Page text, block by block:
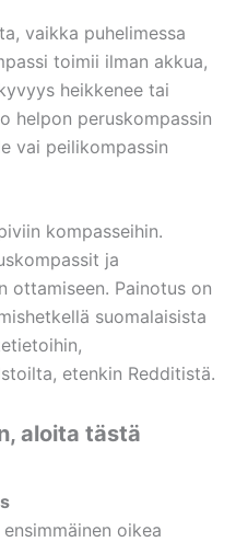
vaikka puhelimessa
toimii ilman akkua,
heikkenee tai
helpon peruskompassin
vai peilikompassin
kompasseihin.
ja
ottamiseen. Painotus on
suomalaisista
etenkin Redditistä.
aloita tästä
oikea